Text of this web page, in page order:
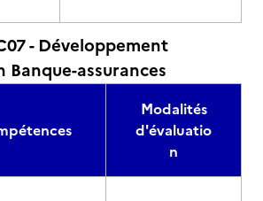
- Développement
Banque-assurances
Modalités
d'évaluatio
n